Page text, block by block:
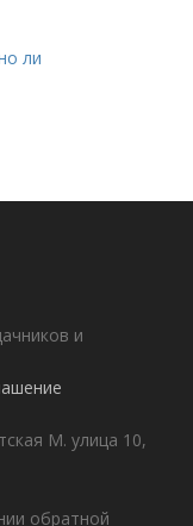
ли
и
М. улица 10,
обратной